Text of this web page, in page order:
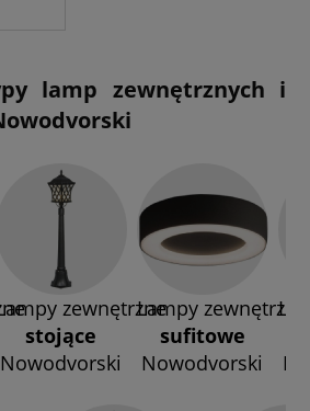
lamp zewnętrznych i
zewnętrzne
stojące
Nowodvorski
Lampy zewnętrzne
sufitowe
Nowodvorski